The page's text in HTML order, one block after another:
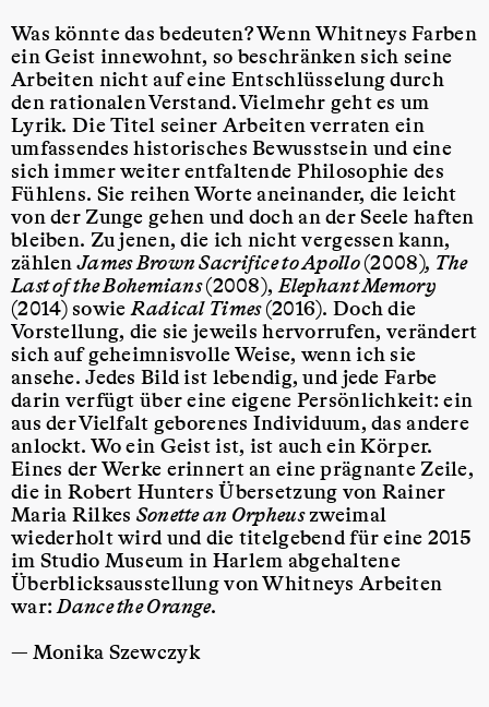
Was könnte das bedeuten? Wenn Whitneys Farben
ein Geist innewohnt, so beschränken sich seine
Arbeiten nicht auf eine Entschlüsselung durch
den rationalen Verstand. Vielmehr geht es um
Lyrik. Die Titel seiner Arbeiten verraten ein
umfassendes historisches Bewusstsein und eine
sich immer weiter entfaltende Philosophie des
Fühlens. Sie reihen Worte aneinander, die leicht
von der Zunge gehen und doch an der Seele haften
bleiben. Zu jenen, die ich nicht vergessen kann,
zählenJames Brown Sacrifice to Apollo(2008), The
Last of the Bohemians(2008), Elephant Memory
(2014)sowie Radical Times(2016). Doch die
Vorstellung, die sie jeweils hervorrufen, verändert
sich auf geheimnisvolle Weise, wenn ich sie
ansehe. Jedes Bild ist lebendig, und jede Farbe
darin verfügt über eine eigene Persönlichkeit: ein
aus der Vielfalt geborenes Individuum, das andere
anlockt. Wo ein Geist ist, ist auch ein Körper.
Eines der Werke erinnert an eine prägnante Zeile,
die in Robert Hunters Übersetzung von Rainer
Maria Rilkes Sonette an Orpheuszweimal
wiederholt wird und die titelgebend für eine 2015
im Studio Museum in Harlem abgehaltene
Überblicksausstellung von Whitneys Arbeiten
war: Dance the Orange.
— Monika Szewczyk